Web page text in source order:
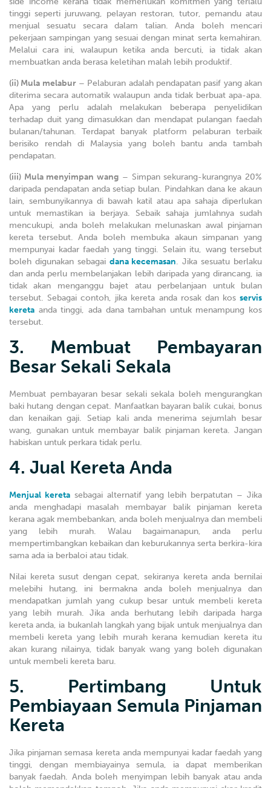
tinggi seperti juruwang, pelayan restoran, tutor, pemandu atau
menjual sesuatu secara dalam talian. Anda boleh mencari
pekerjaan sampingan yang sesuai dengan minat serta kemahiran.
Melalui cara ini, walaupun ketika anda bercuti, ia tidak akan
membuatkan anda berasa keletihan malah lebih produktif.
(ii) Mula melabur– Pelaburan adalah pendapatan pasif yang akan
diterima secara automatik walaupun anda tidak berbuat apa-apa.
Apa yang perlu adalah melakukan beberapa penyelidikan
terhadap duit yang dimasukkan dan mendapat pulangan faedah
bulanan/tahunan. Terdapat banyak platform pelaburan terbaik
berisiko rendah di Malaysia yang boleh bantu anda tambah
pendapatan.
(iii) Mula menyimpan wang – Simpan sekurang-kurangnya 20%
daripada pendapatan anda setiap bulan. Pindahkan dana ke akaun
lain, sembunyikannya di bawah katil atau apa sahaja diperlukan
untuk memastikan ia berjaya. Sebaik sahaja jumlahnya sudah
mencukupi, anda boleh melakukan melunaskan awal pinjaman
kereta tersebut. Anda boleh membuka akaun simpanan yang
mempunyai kadar faedah yang tinggi. Selain itu, wang tersebut
boleh digunakan sebagai dana kecemasan. Jika sesuatu berlaku
dan anda perlu membelanjakan lebih daripada yang dirancang, ia
tidak akan menganggu bajet atau perbelanjaan untuk bulan
tersebut. Sebagai contoh, jika kereta anda rosak dan kos servis
kereta anda tinggi, ada dana tambahan untuk menampung kos
tersebut.
3. Membuat Pembayaran
Besar Sekali Sekala
Membuat pembayaran besar sekali sekala boleh mengurangkan
baki hutang dengan cepat. Manfaatkan bayaran balik cukai, bonus
dan kenaikan gaji. Setiap kali anda menerima sejumlah besar
wang, gunakan untuk membayar balik pinjaman kereta. Jangan
habiskan untuk perkara tidak perlu.
4. Jual Kereta Anda
Menjual keretasebagai alternatif yang lebih berpatutan – Jika
anda menghadapi masalah membayar balik pinjaman kereta
kerana agak membebankan, anda boleh menjualnya dan membeli
yang lebih murah. Walau bagaimanapun, anda perlu
mempertimbangkan kebaikan dan keburukannya serta berkira-kira
sama ada ia berbaloi atau tidak.
Nilai kereta susut dengan cepat, sekiranya kereta anda bernilai
melebihi hutang, ini bermakna anda boleh menjualnya dan
mendapatkan jumlah yang cukup besar untuk membeli kereta
yang lebih murah. Jika anda berhutang lebih daripada harga
kereta anda, ia bukanlah langkah yang bijak untuk menjualnya dan
membeli kereta yang lebih murah kerana kemudian kereta itu
akan kurang nilainya, tidak banyak wang yang boleh digunakan
untuk membeli kereta baru.
5. Pertimbang Untuk
Pembiayaan Semula Pinjaman
Kereta
Jika pinjaman semasa kereta anda mempunyai kadar faedah yang
tinggi, dengan membiayainya semula, ia dapat memberikan
banyak faedah. Anda boleh menyimpan lebih banyak atau anda